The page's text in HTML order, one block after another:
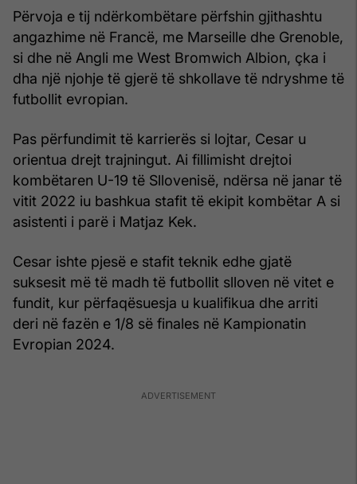
Përvoja e tij ndërkombëtare përfshin gjithashtu
angazhime në Francë, me Marseille dhe Grenoble,
si dhe në Angli me West Bromwich Albion, çka i
dha një njohje të gjerë të shkollave të ndryshme të
futbollit evropian.
Pas përfundimit të karrierës si lojtar, Cesar u
orientua drejt trajningut. Ai fillimisht drejtoi
kombëtaren U-19 të Sllovenisë, ndërsa në janar të
vitit 2022 iu bashkua stafit të ekipit kombëtar A si
asistenti i parë i Matjaz Kek.
Cesar ishte pjesë e stafit teknik edhe gjatë
suksesit më të madh të futbollit slloven në vitet e
fundit, kur përfaqësuesja u kualifikua dhe arriti
deri në fazën e 1/8 së finales në Kampionatin
Evropian 2024.